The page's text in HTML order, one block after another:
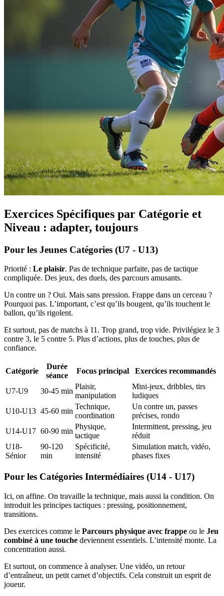
Exercices Spécifiques par Catégorie et
Niveau : adapter, toujours
Pour les Jeunes Catégories (U7 - U13)
Priorité : Le plaisir. Pas de technique parfaite, pas de tactique
compliquée. Des jeux, des duels, des parcours amusants.
Un contre un ? Oui. Mais sans pression. Frappe dans un cerceau ?
Pourquoi pas. L’important, c’est qu’ils bougent, qu’ils touchent le
ballon, qu’ils rigolent.
Et surtout, pas de matchs à 11. Trop grand, trop vide. Privilégiez le 3
contre 3, le 5 contre 5. Plus d’actions, plus de touches, plus de
confiance.
Catégorie
Durée
séance
Focus principal Exercices recommandés
U7-U9 30-45 min
Plaisir,
manipulation
Mini-jeux, dribbles, tirs
ludiques
U10-U13 45-60 min
Technique,
coordination
Un contre un, passes
précises, rondo
U14-U17 60-90 min
Physique,
tactique
Intermittent, pressing, jeu
réduit
U18-
Sénior
90-120
min
Spécificité,
intensité
Simulation match, vidéo,
phases fixes
Pour les Catégories Intermédiaires (U14 - U17)
Ici, on affine. On travaille la technique, mais aussi la condition. On
introduit les principes tactiques : pressing, positionnement,
transitions.
Des exercices comme le Parcours physique avec frappe ou le Jeu
combiné à une touche deviennent essentiels. L’intensité monte. La
concentration aussi.
Et surtout, on commence à analyser. Une vidéo, un retour
d’entraîneur, un petit carnet d’objectifs. Cela construit un esprit de
joueur.